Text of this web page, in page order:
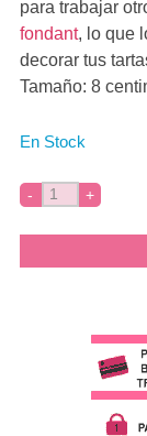
para trabajar
fondant, lo que
decorar tus
Tamaño: 8
En Stock